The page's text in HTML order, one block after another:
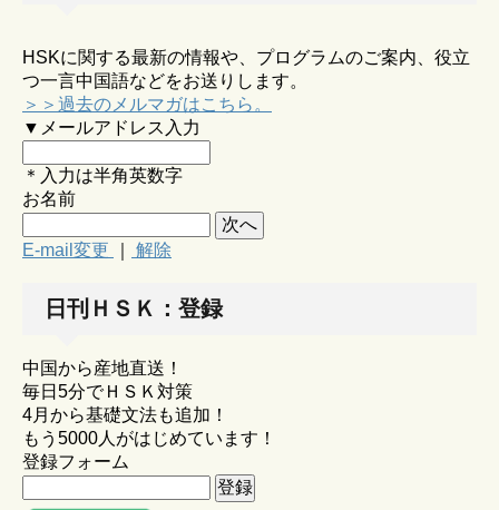
HSKに関する最新の情報や、プログラムのご案内、役立
つ一言中国語などをお送りします。
＞＞過去のメルマガはこちら。
▼メールアドレス入力
＊入力は半角英数字
お名前
E-mail変更 解除
日刊ＨＳＫ：登録
中国から産地直送！
毎日5分でＨＳＫ対策
4月から基礎文法も追加！
もう5000人がはじめています！
登録フォーム